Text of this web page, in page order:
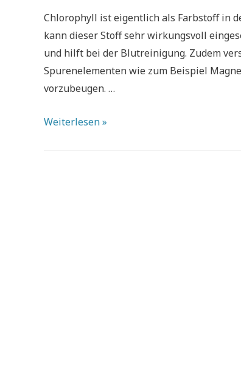
Chlorophyll ist eigentlich als Farbstoff in
kann dieser Stoff sehr wirkungsvoll
und hilft bei der Blutreinigung. Zudem
Spurenelementen wie zum Beispiel
vorzubeugen. …
Chlorophyll
Weiterlesen »